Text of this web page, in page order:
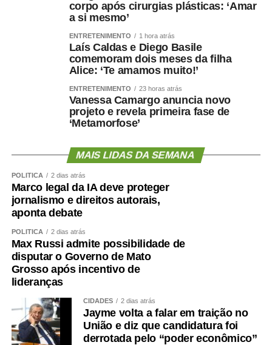
corpo após cirurgias plásticas: ‘Amar
a si mesmo’
ENTRETENIMENTO 1 hora atrás
Laís Caldas e Diego Basile
comemoram dois meses da filha
Alice: ‘Te amamos muito!’
ENTRETENIMENTO 23 horas atrás
Vanessa Camargo anuncia novo
projeto e revela primeira fase de
‘Metamorfose’
MAIS LIDAS DA SEMANA
POLÍTICA 2 dias atrás
Marco legal da IA deve proteger
jornalismo e direitos autorais,
aponta debate
POLÍTICA 2 dias atrás
Max Russi admite possibilidade de
disputar o Governo de Mato
Grosso após incentivo de
lideranças
CIDADES 2 dias atrás
Jayme volta a falar em traição no
União e diz que candidatura foi
derrotada pelo “poder econômico”